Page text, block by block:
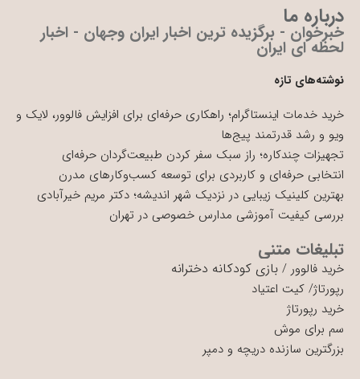
درباره ما
خبرخوان - برگزیده ترین اخبار ایران وجهان - اخبار
لحظه ای ایران
نوشته‌های تازه
خرید خدمات اینستاگرام؛ راهکاری حرفه‌ای برای افزایش فالوور، لایک و
ویو و رشد قدرتمند پیج‌ها
تجهیزات چندکاره؛ راز سبک سفر کردن طبیعت‌گردان حرفه‌ای
انتخابی حرفه‌ای و کاربردی برای توسعه کسب‌وکارهای مدرن
بهترین کلینیک زیبایی در نزدیک شهر اندیشه؛ دکتر مریم خیرآبادی
بررسی کیفیت آموزشی مدارس خصوصی در تهران
تبلیغات متنی
خرید فالوور / بازی کودکانه دخترانه
رپورتاژ/ کیت اعتیاد
خرید رپورتاژ
سم برای موش
بزرگترین سازنده دریچه و دمپر